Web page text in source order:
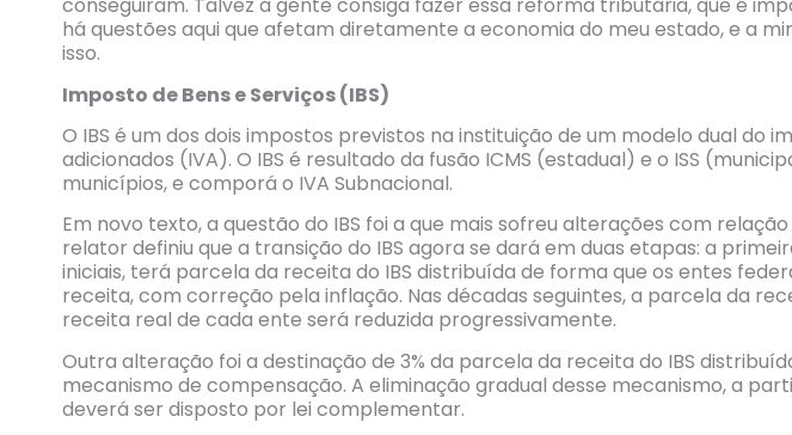
conseguiram. Talvez a gente consiga fazer essa reforma tributária, que é
há questões aqui que afetam diretamente a economia do meu estado, e a
isso.
Imposto de Bens e Serviços (IBS)
O IBS é um dos dois impostos previstos na instituição de um modelo dual do
adicionados (IVA). O IBS é resultado da fusão ICMS (estadual) e o ISS
municípios, e comporá o IVA Subnacional.
Em novo texto, a questão do IBS foi a que mais sofreu alterações com
relator definiu que a transição do IBS agora se dará em duas etapas: a
iniciais, terá parcela da receita do IBS distribuída de forma que os entes
receita, com correção pela inflação. Nas décadas seguintes, a parcela da
receita real de cada ente será reduzida progressivamente.
Outra alteração foi a destinação de 3% da parcela da receita do IBS
mecanismo de compensação. A eliminação gradual desse mecanismo, a
deverá ser disposto por lei complementar.